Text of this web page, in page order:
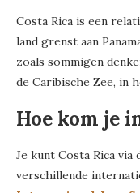
Costa Rica is een
land grenst aan
zoals sommigen
de Caribische Zee, in
Hoe kom je
Je kunt Costa Rica
verschillende